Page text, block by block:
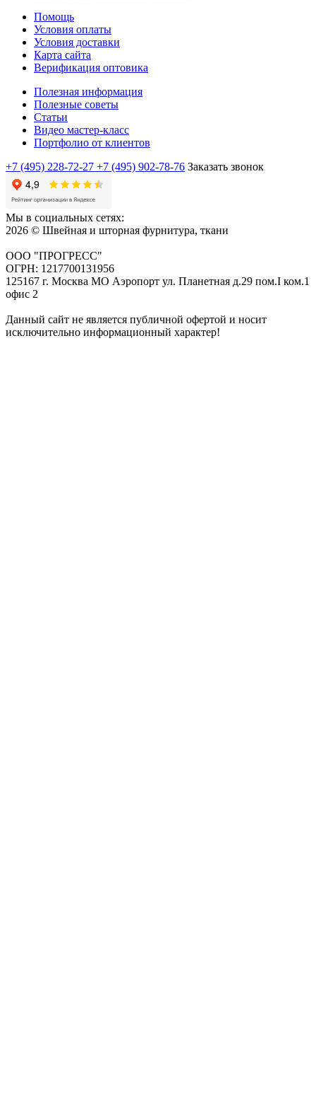
Помощь
Условия оплаты
Условия доставки
Карта сайта
Верификация оптовика
Полезная информация
Полезные советы
Статьи
Видео мастер-класс
Портфолио от клиентов
+7 (495) 228-72-27 +7 (495) 902-78-76 Заказать звонок
Мы в социальных сетях:
2026 © Швейная и шторная фурнитура, ткани
ООО "ПРОГРЕСС"
ОГРН: 1217700131956
125167 г. Москва МО Аэропорт ул. Планетная д.29 пом.I ком.1
офис 2
Данный сайт не является публичной офертой и носит
исключительно информационный характер!